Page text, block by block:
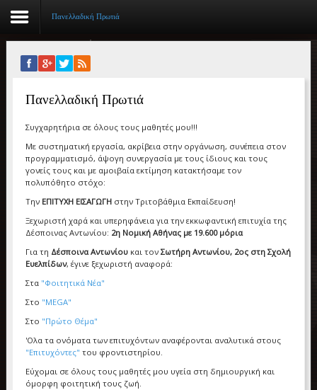
Αρχική
Βιογραφικό
Συγγραφικό έργο
Εργασίες
Ιστορίες Επιτυχίας
Επιτυχόντες
Διακρίσεις
«Μικρά Βιβλία»
Πανελλαδική Πρωτιά
Πανελλαδική Πρωτιά
Συγχαρητήρια σε όλους τους μαθητές μου!!!
Με συστηματική εργασία, ακρίβεια στην οργάνωση, συνέπεια στον
προγραμματισμό, άψογη συνεργασία με τους ίδιους και τους
γονείς τους και με αμοιβαία εκτίμηση κατακτήσαμε τον
πολυπόθητο στόχο:
Την ΕΠΙΤΥΧΗ ΕΙΣΑΓΩΓΗστην Τριτοβάθμια Εκπαίδευση!
Ξεχωριστή χαρά και υπερηφάνεια για την εκκωφαντική επιτυχία της
Δέσποινας Αντωνίου: 2η Νομική Αθήνας με 19.600 μόρια
Για τη Δέσποινα Αντωνίου και τον Σωτήρη Αντωνίου, 2ος στη Σχολή
Ευελπίδων, έγινε ξεχωριστή αναφορά:
Στα "Φοιτητικά Νέα"
Στο "MEGA"
Στο "Πρώτο Θέμα"
'Ολα τα ονόματα των επιτυχόντων αναφέρονται αναλυτικά στους
"Επιτυχόντες" του φροντιστηρίου.
Εύχομαι σε όλους τους μαθητές μου υγεία στη δημιουργική και
όμορφη φοιτητική τους ζωή.